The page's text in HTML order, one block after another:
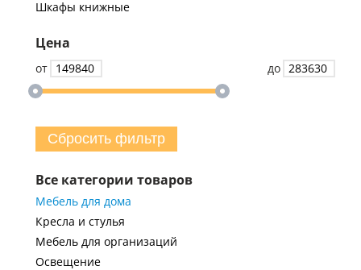
Шкафы книжные
Цена
от до
Сбросить фильтр
Все категории товаров
Мебель для дома
Кресла и стулья
Мебель для организаций
Освещение